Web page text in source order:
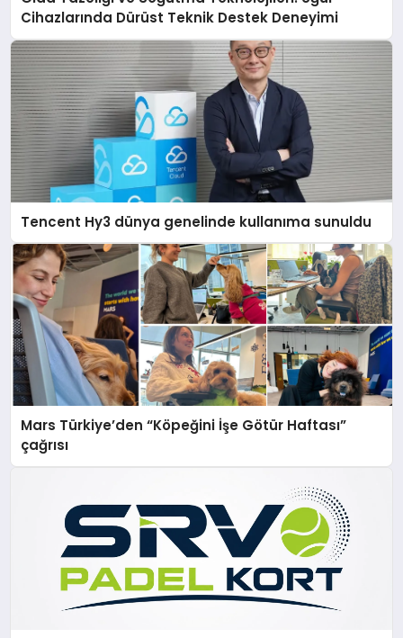
Cihazlarında Dürüst Teknik Destek Deneyimi
Tencent Hy3 dünya genelinde kullanıma sunuldu
Mars Türkiye’den “Köpeğini İşe Götür Haftası”
çağrısı